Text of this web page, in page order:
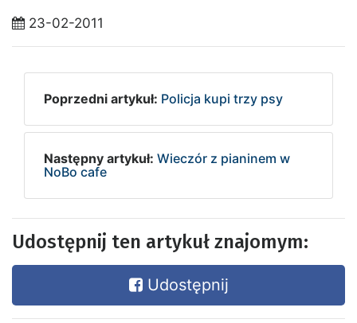
23-02-2011
Poprzedni artykuł: Policja kupi trzy psy
Następny artykuł: Wieczór z pianinem w
NoBo cafe
Udostępnij ten artykuł znajomym:
Udostępnij